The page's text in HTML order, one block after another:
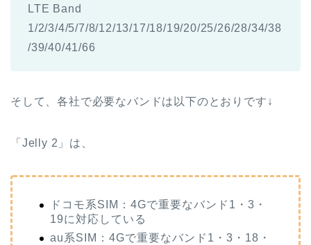
LTE Band
1/2/3/4/5/7/8/12/13/17/18/19/20/25/26/28/34/38
/39/40/41/66
そして、各社で必要なバンドは以下のとおりです↓
「Jelly 2」は、
ドコモ系SIM：4Gで重要なバンド1・3・
19に対応している
au系SIM：4Gで重要なバンド1・3・18・